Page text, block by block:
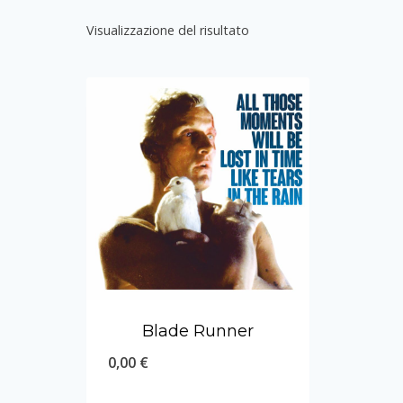
Visualizzazione del risultato
Blade Runner
0,00 €